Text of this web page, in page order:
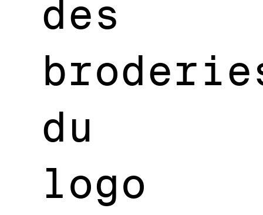
des
du
logo